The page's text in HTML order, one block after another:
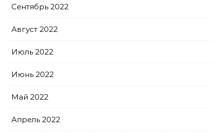
Сентябрь 2022
Август 2022
Июль 2022
Июнь 2022
Май 2022
Апрель 2022